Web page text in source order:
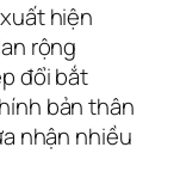
hiện
rộng
đổi bắt
bản thân
nhận nhiều